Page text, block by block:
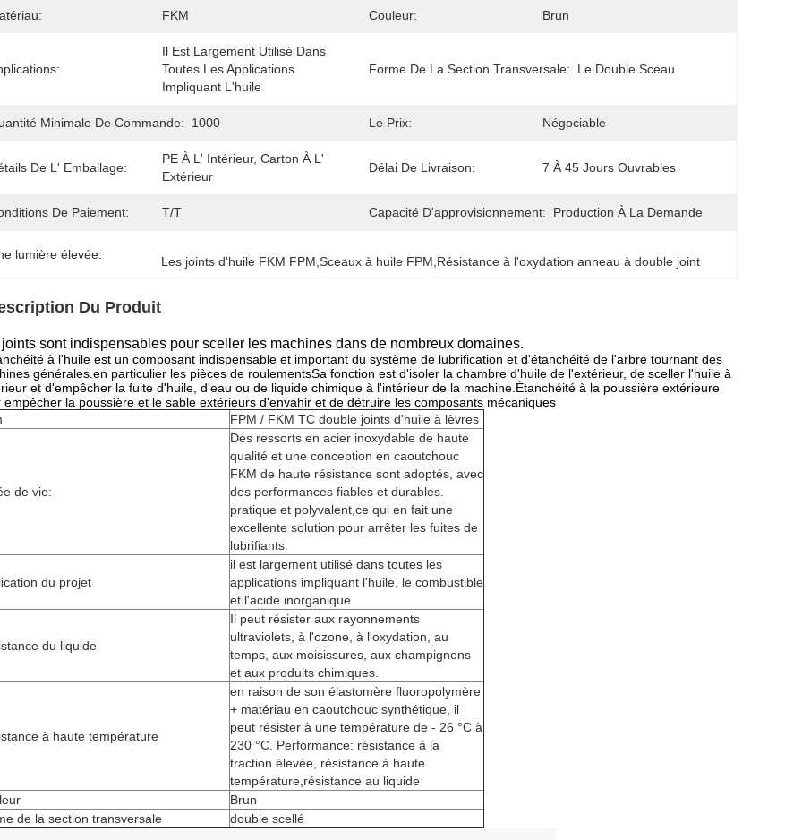
FKM Couleur: Brun
Il Est Largement Utilisé Dans
Toutes Les Applications
Impliquant L'huile
Forme De La Section Transversale: Le Double Sceau
Minimale De Commande: 1000 Le Prix: Négociable
De L' Emballage:
PE À L' Intérieur, Carton À L'
Extérieur
Délai De Livraison: 7 À 45 Jours Ouvrables
De Paiement: T/T Capacité D'approvisionnement: Production À La Demande
lumière élevée: Les joints d'huile FKM FPM Sceaux à huile FPM Résistance à l'oxydation anneau à double joint
Du Produit
joints sont indispensables pour sceller les machines dans de nombreux domaines.
à l'huile est un composant indispensable et important du système de lubrification et d'étanchéité de l'arbre tournant des
générales.en particulier les pièces de roulementsSa fonction est d'isoler la chambre d'huile de l'extérieur, de sceller l'huile à
et d'empêcher la fuite d'huile, d'eau ou de liquide chimique à l'intérieur de la machine.Étanchéité à la poussière extérieure
empêcher la poussière et le sable extérieurs d'envahir et de détruire les composants mécaniques
FPM / FKM TC double joints d'huile à lèvres
de vie:
Des ressorts en acier inoxydable de haute
qualité et une conception en caoutchouc
FKM de haute résistance sont adoptés, avec
des performances fiables et durables.
pratique et polyvalent,ce qui en fait une
excellente solution pour arrêter les fuites de
lubrifiants.
du projet
il est largement utilisé dans toutes les
applications impliquant l'huile, le combustible
et l'acide inorganique
du liquide
Il peut résister aux rayonnements
ultraviolets, à l'ozone, à l'oxydation, au
temps, aux moisissures, aux champignons
et aux produits chimiques.
à haute température
en raison de son élastomère fluoropolymère
+ matériau en caoutchouc synthétique, il
peut résister à une température de - 26 °C à
230 °C. Performance: résistance à la
traction élevée, résistance à haute
température,résistance au liquide
Brun
de la section transversale
double scellé